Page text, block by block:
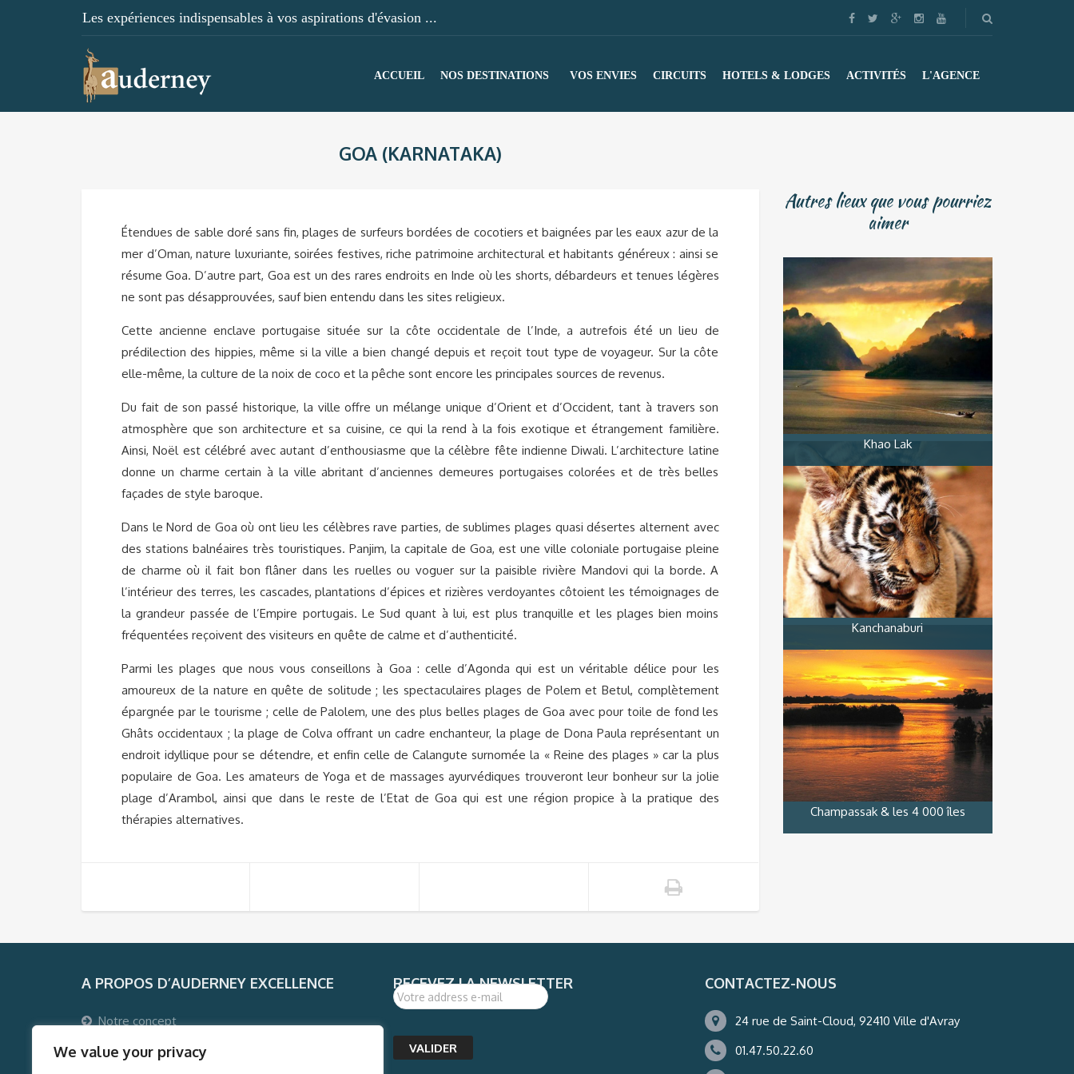
We value your privacy
Les expériences indispensables à vos aspirations d'évasion ...
ACCUEIL NOS DESTINATIONS VOS ENVIES CIRCUITS HOTELS & LODGES ACTIVITÉS L'AGENCE
GOA (KARNATAKA)
Étendues de sable doré sans fin, plages de surfeurs bordées de cocotiers et baignées par les eaux azur de la
mer d’Oman, nature luxuriante, soirées festives, riche patrimoine architectural et habitants généreux : ainsi se
résume Goa. D’autre part, Goa est un des rares endroits en Inde où les shorts, débardeurs et tenues légères
ne sont pas désapprouvées, sauf bien entendu dans les sites religieux.
Cette ancienne enclave portugaise située sur la côte occidentale de l’Inde, a autrefois été un lieu de
prédilection des hippies, même si la ville a bien changé depuis et reçoit tout type de voyageur. Sur la côte
elle-même, la culture de la noix de coco et la pêche sont encore les principales sources de revenus.
Du fait de son passé historique, la ville offre un mélange unique d’Orient et d’Occident, tant à travers son
atmosphère que son architecture et sa cuisine, ce qui la rend à la fois exotique et étrangement familière.
Ainsi, Noël est célébré avec autant d’enthousiasme que la célèbre fête indienne Diwali. L’architecture latine
donne un charme certain à la ville abritant d’anciennes demeures portugaises colorées et de très belles
façades de style baroque.
Dans le Nord de Goa où ont lieu les célèbres rave parties, de sublimes plages quasi désertes alternent avec
des stations balnéaires très touristiques. Panjim, la capitale de Goa, est une ville coloniale portugaise pleine
de charme où il fait bon flâner dans les ruelles ou voguer sur la paisible rivière Mandovi qui la borde. A
l’intérieur des terres, les cascades, plantations d’épices et rizières verdoyantes côtoient les témoignages de
la grandeur passée de l’Empire portugais. Le Sud quant à lui, est plus tranquille et les plages bien moins
fréquentées reçoivent des visiteurs en quête de calme et d’authenticité.
Parmi les plages que nous vous conseillons à Goa : celle d’Agonda qui est un véritable délice pour les
amoureux de la nature en quête de solitude ; les spectaculaires plages de Polem et Betul, complètement
épargnée par le tourisme ; celle de Palolem, une des plus belles plages de Goa avec pour toile de fond les
Ghâts occidentaux ; la plage de Colva offrant un cadre enchanteur, la plage de Dona Paula représentant un
endroit idyllique pour se détendre, et enfin celle de Calangute surnomée la « Reine des plages » car la plus
populaire de Goa. Les amateurs de Yoga et de massages ayurvédiques trouveront leur bonheur sur la jolie
plage d’Arambol, ainsi que dans le reste de l’Etat de Goa qui est une région propice à la pratique des
thérapies alternatives.
Autres lieux que vous pourriez
aimer
Khao Lak
Kanchanaburi
Champassak & les 4 000 îles
A PROPOS D’AUDERNEY EXCELLENCE
Notre concept
Pourquoi voyager avec Auderney Excellence ?
Qui sommes-nous ?
RECEVEZ LA NEWSLETTER CONTACTEZ-NOUS
24 rue de Saint-Cloud, 92410 Ville d'Avray
01.47.50.22.60